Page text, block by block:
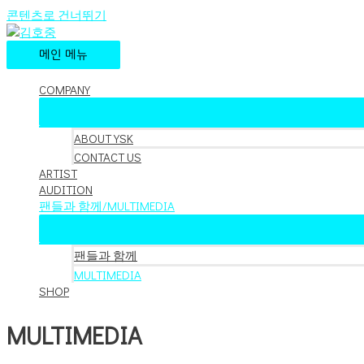
콘텐츠로 건너뛰기
메인 메뉴
COMPANY
ABOUT YSK
CONTACT US
ARTIST
AUDITION
팬들과 함께/MULTIMEDIA
팬들과 함께
MULTIMEDIA
SHOP
MULTIMEDIA